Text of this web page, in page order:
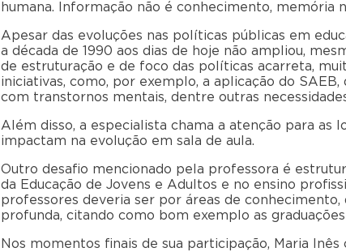
humana. Informação não é conhecimento, memória
Apesar das evoluções nas políticas públicas em
a década de 1990 aos dias de hoje não ampliou,
de estruturação e de foco das políticas acarreta,
iniciativas, como, por exemplo, a aplicação do
com transtornos mentais, dentre outras
Além disso, a especialista chama a atenção para as
impactam na evolução em sala de aula.
Outro desafio mencionado pela professora é
da Educação de Jovens e Adultos e no ensino
professores deveria ser por áreas de
profunda, citando como bom exemplo as
Nos momentos finais de sua participação, Maria